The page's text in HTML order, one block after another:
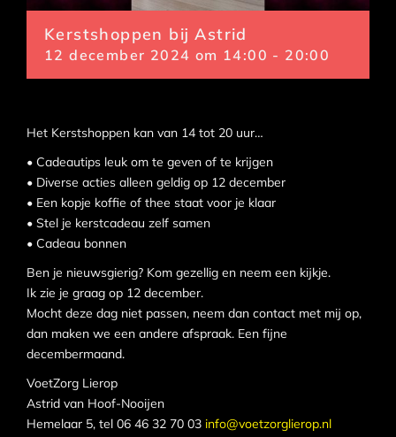
Kerstshoppen bij Astrid
12 december 2024 om 14:00 - 20:00
Het Kerstshoppen kan van 14 tot 20 uur…
• Cadeautips leuk om te geven of te krijgen
• Diverse acties alleen geldig op 12 december
• Een kopje koffie of thee staat voor je klaar
• Stel je kerstcadeau zelf samen
• Cadeau bonnen
Ben je nieuwsgierig? Kom gezellig en neem een kijkje.
Ik zie je graag op 12 december.
Mocht deze dag niet passen, neem dan contact met mij op,
dan maken we een andere afspraak. Een fijne
decembermaand.
VoetZorg Lierop
Astrid van Hoof-Nooijen
Hemelaar 5, tel 06 46 32 70 03 info@voetzorglierop.nl